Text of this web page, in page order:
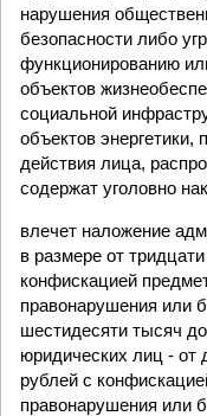
нарушения
безопасности либо
функционированию
объектов
социальной
объектов
действия лица,
содержат уголовно
влечет наложение
в размере от
конфискацией
правонарушения или
шестидесяти тысяч
юридических лиц - от
рублей с
правонарушения или